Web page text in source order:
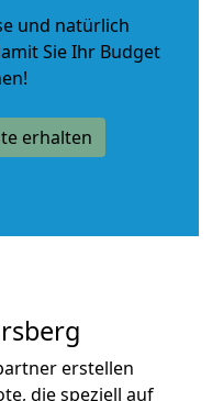
und natürlich
Sie Ihr Budget
erhalten
erstellen
die speziell auf